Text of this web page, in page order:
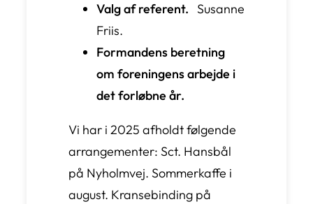
Valg af referent.
Susanne
Friis.
Formandens beretning
om foreningens arbejde i
det forløbne år.
Vi har i 2025 afholdt følgende
arrangementer: Sct. Hansbål
på Nyholmvej. Sommerkaffe i
august. Kransebinding på